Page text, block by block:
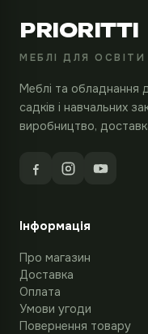
PRIORITTI
МЕБЛІ ДЛЯ ОСВІТИ
Меблі та обладнання
садків і навчальних
виробництво,
Інформація
Про магазин
Доставка
Оплата
Умови угоди
Повернення товару